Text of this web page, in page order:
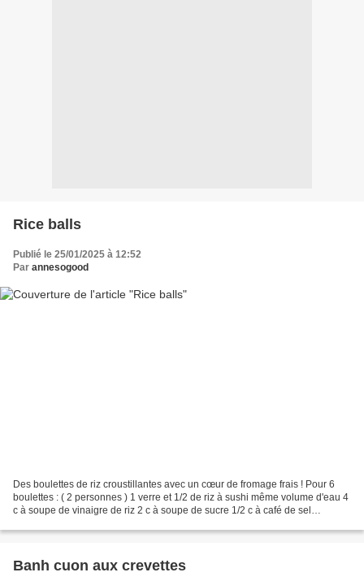
Rice balls
Publié le 25/01/2025 à 12:52
Par annesogood
Des boulettes de riz croustillantes avec un cœur de fromage frais ! Pour 6
boulettes : ( 2 personnes ) 1 verre et 1/2 de riz à sushi même volume d'eau 4
c à soupe de vinaigre de riz 2 c à soupe de sucre 1/2 c à café de sel
Banh cuon aux crevettes